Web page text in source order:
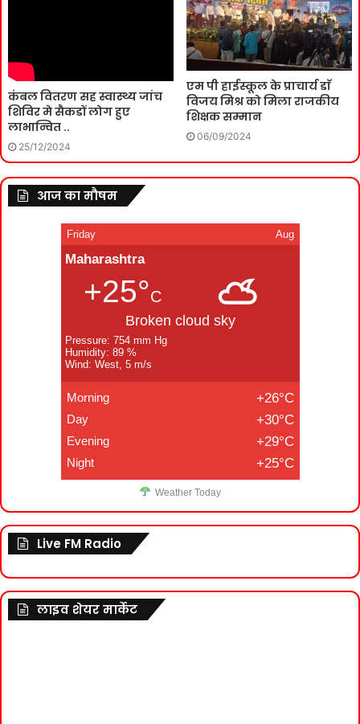
कंबल वितरण सह स्वास्थ्य जांच
शिविर मे सैकडों लोग हुए
लाभान्वित ..
25/12/2024
एम पी हाईस्कूल के प्राचार्य डाॅ
विजय मिश्र को मिला राजकीय
शिक्षक सम्मान
06/09/2024
आज का मौषम
Friday Aug
Maharashtra
+25°C
Broken cloud sky
Pressure: 754 mm Hg
Humidity: 89 %
Wind: West, 5 m/s
Morning +26°C
Day +30°C
Evening +29°C
Night +25°C
Weather Today
Live FM Radio
लाइव शेयर मार्केट